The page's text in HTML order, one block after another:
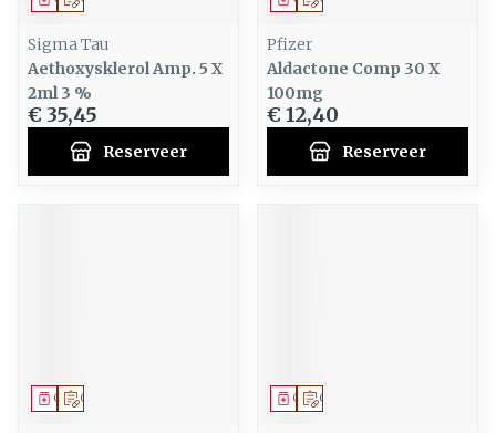
Sigma Tau
Aethoxysklerol Amp. 5 X
2ml 3 %
€ 35,45
Reserveer
Pfizer
Aldactone Comp 30 X
100mg
€ 12,40
Reserveer
Op voorschrift
Geneesmiddel Op voorschrift
Geneesmiddel